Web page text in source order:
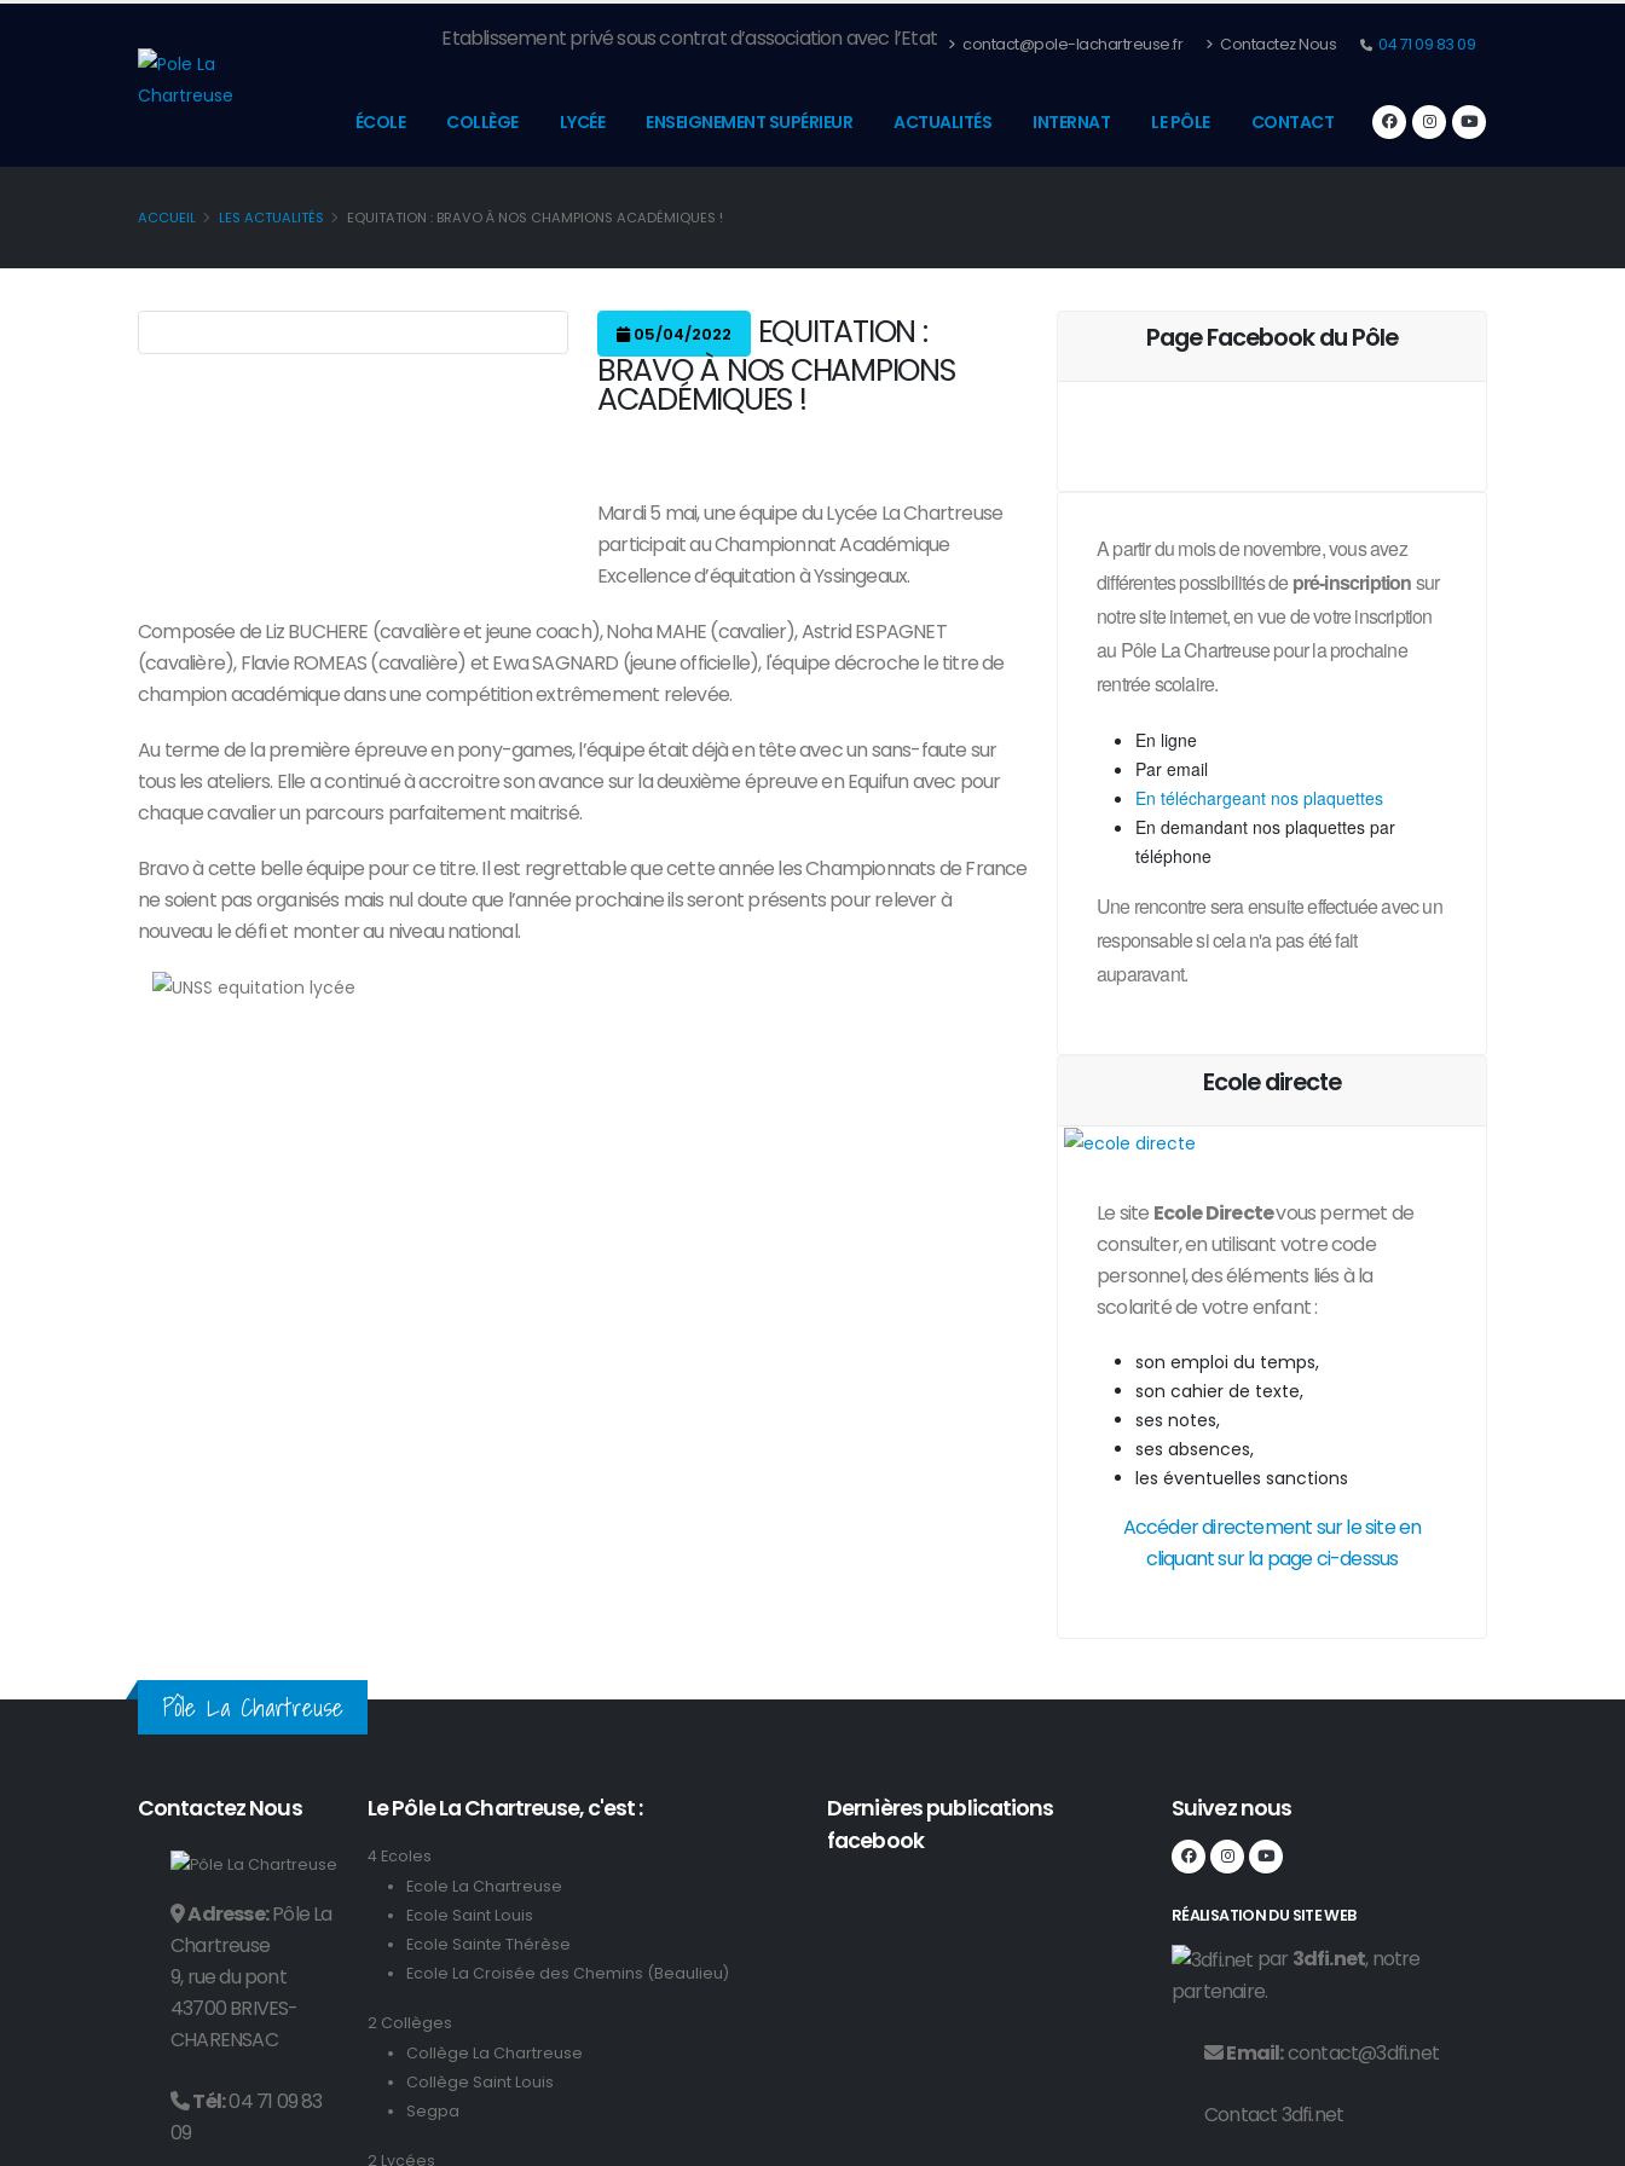
Etablissement privé sous contrat d’association avec l’Etat contact@pole-lachartreuse.fr Contactez Nous 04 71 09 83 09
ÉCOLE COLLÈGE LYCÉE ENSEIGNEMENT SUPÉRIEUR ACTUALITÉS INTERNAT LE PÔLE CONTACT
ACCUEIL LES ACTUALITÉS EQUITATION : BRAVO À NOS CHAMPIONS ACADÉMIQUES !
05/04/2022
EQUITATION :
BRAVO À NOS CHAMPIONS
ACADÉMIQUES !
Mardi 5 mai, une équipe du Lycée La Chartreuse
participait au Championnat Académique
Excellence d’équitation à Yssingeaux.
Composée de Liz BUCHERE (cavalière et jeune coach), Noha MAHE (cavalier), Astrid ESPAGNET
(cavalière), Flavie ROMEAS (cavalière) et Ewa SAGNARD (jeune officielle), l'équipe décroche le titre de
champion académique dans une compétition extrêmement relevée.
Au terme de la première épreuve en pony-games, l’équipe était déjà en tête avec un sans-faute sur
tous les ateliers. Elle a continué à accroitre son avance sur la deuxième épreuve en Equifun avec pour
chaque cavalier un parcours parfaitement maitrisé.
Bravo à cette belle équipe pour ce titre. Il est regrettable que cette année les Championnats de France
ne soient pas organisés mais nul doute que l’année prochaine ils seront présents pour relever à
nouveau le défi et monter au niveau national.
Précedent
Page Facebook du Pôle
A partir du mois de novembre, vous avez
différentes possibilités depré-inscriptionsur
notre site internet, en vue de votre inscription
au Pôle La Chartreuse pour la prochaine
rentrée scolaire.
En ligne
Par email
En téléchargeant nos plaquettes
En demandant nos plaquettes par
téléphone
Une rencontre sera ensuite effectuée avec un
responsable si cela n'a pas été fait
auparavant.
Ecole directe
Le site Ecole Directevous permet de
consulter, en utilisant votre code
personnel, deséléments liés à la
scolarité de votre enfant :
son emploi du temps,
son cahier de texte,
ses notes,
ses absences,
les éventuelles sanctions
Accéder directement sur le site en
cliquant sur la page ci-dessus
Pôle La Chartreuse
Contactez Nous
Adresse:Pôle La
Chartreuse
9, rue du pont
43700 BRIVES-
CHARENSAC
Tél:04 71 09 83
09
Le Pôle La Chartreuse, c'est :
4 Ecoles
Ecole La Chartreuse
Ecole Saint Louis
Ecole Sainte Thérèse
Ecole La Croisée des Chemins (Beaulieu)
2 Collèges
Collège La Chartreuse
Collège Saint Louis
Segpa
2 Lycées
Dernières publications
facebook
Suivez nous
RÉALISATION DU SITE WEB
par 3dfi.net, notre
partenaire.
Email:contact@3dfi.net
Contact 3dfi.net